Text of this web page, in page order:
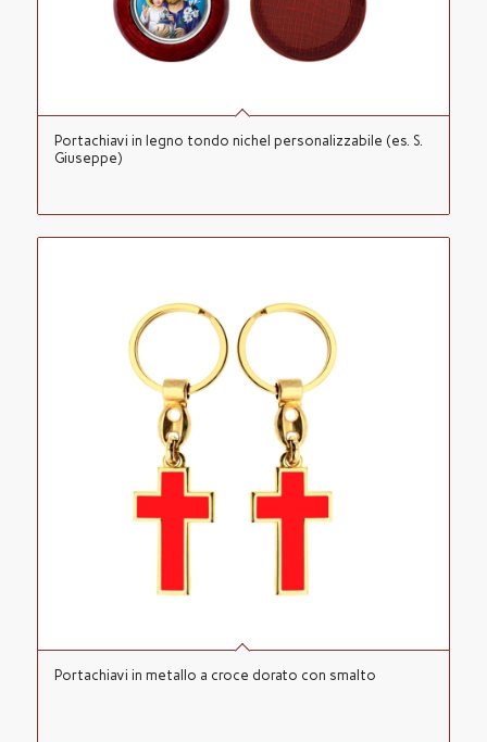
Portachiavi in legno tondo nichel personalizzabile (es. S.
Giuseppe)
Portachiavi in metallo a croce dorato con smalto